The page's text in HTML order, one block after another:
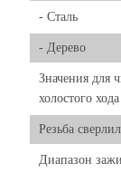
- Сталь
- Дерево
Значения для
холостого хода
Резьба
Диапазон